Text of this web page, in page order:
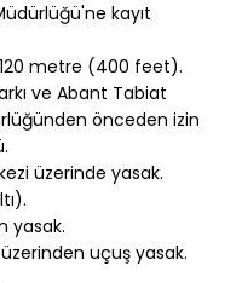
kayıt
metre (400 feet).
ve Abant Tabiat
önceden izin
üzerinde yasak.
yasak.
üzerinden uçuş yasak.